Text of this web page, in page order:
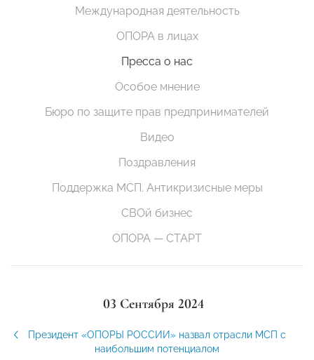
Международная деятельность
ОПОРА в лицах
Пресса о нас
Особое мнение
Бюро по защите прав предпринимателей
Видео
Поздравления
Поддержка МСП. Антикризисные меры
СВОй бизнес
ОПОРА — СТАРТ
03 Сентября 2024
Президент «ОПОРЫ РОССИИ» назвал отрасли МСП с
наибольшим потенциалом